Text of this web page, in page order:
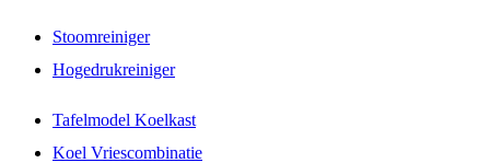
Stoomreiniger
Hogedrukreiniger
Tafelmodel Koelkast
Koel Vriescombinatie